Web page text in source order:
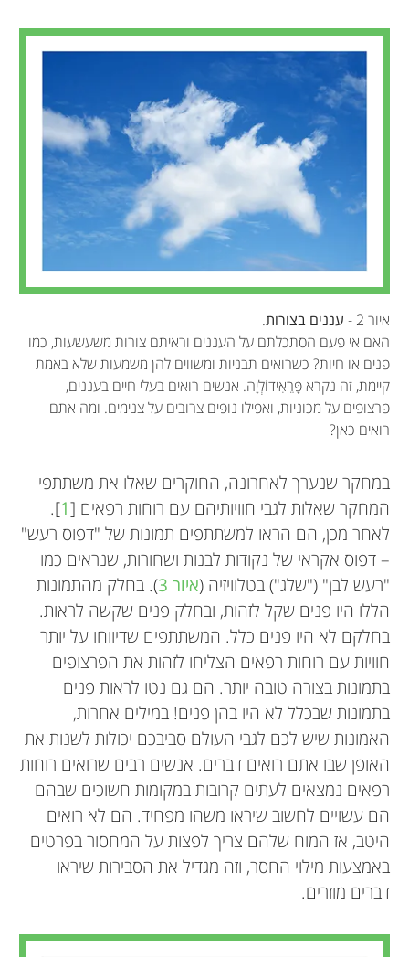
איור 2 - עננים בצורות.
האם אי פעם הסתכלתם על העננים וראיתם צורות משעשעות, כמו
פנים או חיות? כשרואים תבניות ומשווים להן משמעות שלא באמת
קיימת, זה נקרא פָּרֵאִידוֹלְיָה. אנשים רואים בעלי חיים בעננים,
פרצופים על מכוניות, ואפילו נופים צרובים על צנימים. ומה אתם
רואים כאן?
במחקר שנערך לאחרונה, החוקרים שאלו את משתתפי
המחקר שאלות לגבי חוויותיהם עם רוחות רפאים [1
].
לאחר מכן, הם הראו למשתתפים תמונות של "דפוס רעש"
– דפוס אקראי של נקודות לבנות ושחורות, שנראים כמו
"רעש לבן" ("שלג") בטלוויזיה (איור 3 ). בחלק מהתמונות
הללו היו פנים שקל לזהות, ובחלק פנים שקשה לראות.
בחלקם לא היו פנים כלל. המשתתפים שדיווחו על יותר
חוויות עם רוחות רפאים הצליחו לזהות את הפרצופים
בתמונות בצורה טובה יותר. הם גם נטו לראות פנים
בתמונות שבכלל לא היו בהן פנים! במילים אחרות,
האמונות שיש לכם לגבי העולם סביבכם יכולות לשנות את
האופן שבו אתם רואים דברים. אנשים רבים שרואים רוחות
רפאים נמצאים לעתים קרובות במקומות חשוכים שבהם
הם עשויים לחשוב שיראו משהו מפחיד. הם לא רואים
היטב, אז המוח שלהם צריך לפצות על המחסור בפרטים
באמצעות מילוי החסר, וזה מגדיל את הסבירות שיראו
דברים מוזרים.